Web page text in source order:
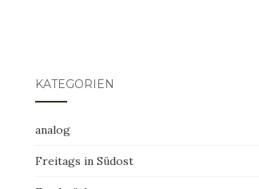
KATEGORIEN
analog
Freitags in Südost